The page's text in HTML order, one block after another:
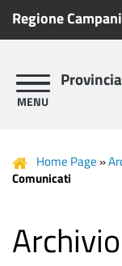
Regione
Home Page »
Comunicati